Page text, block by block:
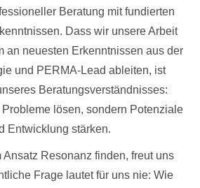
Beratung mit fundierten
Dass wir unsere Arbeit
an neuesten Erkenntnissen aus der
und PERMA-Lead ableiten, ist
Beratungsverständnisses:
lösen, sondern Potenziale
Entwicklung stärken.
Ansatz Resonanz finden, freut uns
Frage lautet für uns nie: Wie